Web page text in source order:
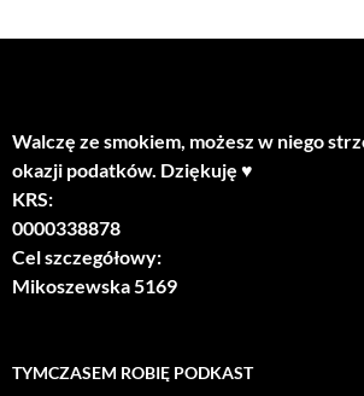
Walczę ze smokiem, możesz w niego
okazji podatków. Dziękuję ♥
KRS:
0000338878
Cel szczegółowy:
Mikoszewska 5169
TYMCZASEM ROBIĘ PODKAST